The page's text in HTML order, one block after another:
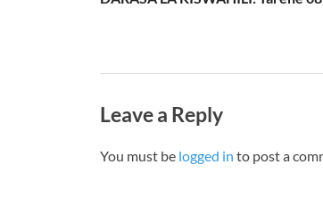
Leave a Reply
You must be logged in to post a